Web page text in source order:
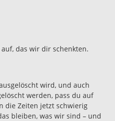
das wir dir schenkten.
wird, und auch
werden, pass du auf
die Zeiten jetzt schwierig
bleiben, was wir sind – und